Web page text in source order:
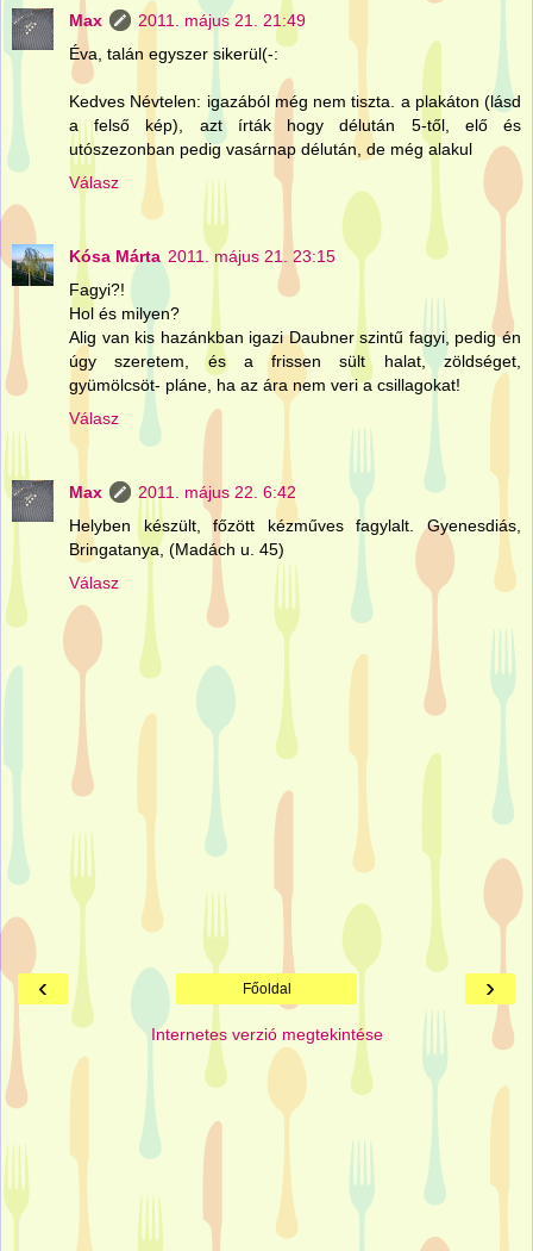
Max
2011. május 21. 21:49
Éva, talán egyszer sikerül(-:
Kedves Névtelen: igazából még nem tiszta. a plakáton (lásd
a felső kép), azt írták hogy délután 5-től, elő és
utószezonban pedig vasárnap délután, de még alakul
Válasz
Kósa Márta 2011. május 21. 23:15
Fagyi?!
Hol és milyen?
Alig van kis hazánkban igazi Daubner szintű fagyi, pedig én
úgy szeretem, és a frissen sült halat, zöldséget,
gyümölcsöt- pláne, ha az ára nem veri a csillagokat!
Válasz
Max
2011. május 22. 6:42
Helyben készült, főzött kézműves fagylalt. Gyenesdiás,
Bringatanya, (Madách u. 45)
Válasz
‹ ›
Főoldal
Internetes verzió megtekintése